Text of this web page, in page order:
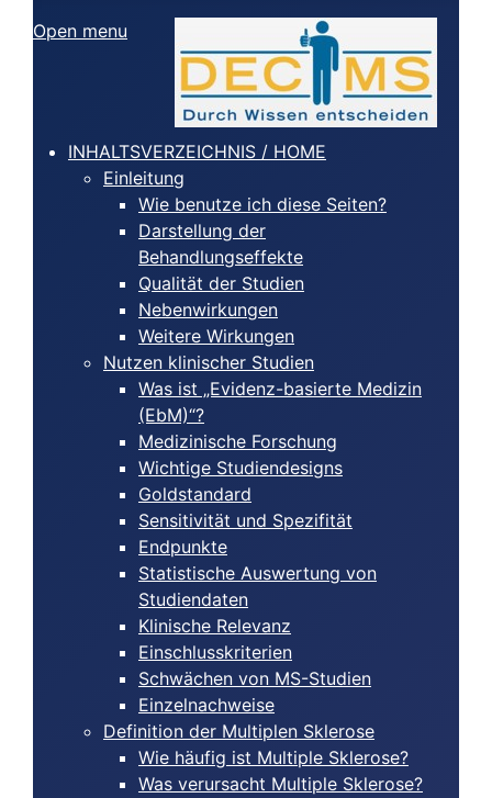
Open menu
INHALTSVERZEICHNIS / HOME
Einleitung
Wie benutze ich diese Seiten?
Darstellung der
Behandlungseffekte
Qualität der Studien
Nebenwirkungen
Weitere Wirkungen
Nutzen klinischer Studien
Was ist „Evidenz-basierte Medizin
(EbM)“?
Medizinische Forschung
Wichtige Studiendesigns
Goldstandard
Sensitivität und Spezifität
Endpunkte
Statistische Auswertung von
Studiendaten
Klinische Relevanz
Einschlusskriterien
Schwächen von MS-Studien
Einzelnachweise
Definition der Multiplen Sklerose
Wie häufig ist Multiple Sklerose?
Was verursacht Multiple Sklerose?